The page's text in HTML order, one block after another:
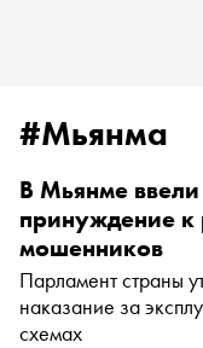
#Мьянма
В Мьянме
принуждение к
мошенников
Парламент страны
наказание за
схемах